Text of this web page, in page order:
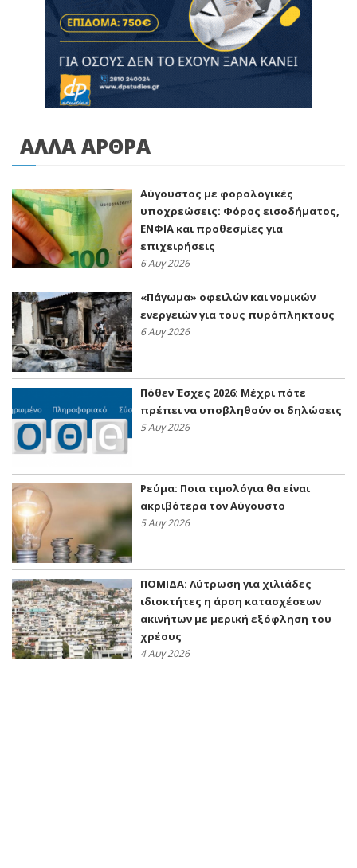
ΑΛΛΑ ΑΡΘΡΑ
Αύγουστος με φορολογικές
υποχρεώσεις: Φόρος εισοδήματος,
ΕΝΦΙΑ και προθεσμίες για
επιχειρήσεις
6 Αυγ 2026
«Πάγωμα» οφειλών και νομικών
ενεργειών για τους πυρόπληκτους
6 Αυγ 2026
Πόθεν Έσχες 2026: Μέχρι πότε
πρέπει να υποβληθούν οι δηλώσεις
5 Αυγ 2026
Ρεύμα: Ποια τιμολόγια θα είναι
ακριβότερα τον Αύγουστο
5 Αυγ 2026
ΠΟΜΙΔΑ: Λύτρωση για χιλιάδες
ιδιοκτήτες η άρση κατασχέσεων
ακινήτων με μερική εξόφληση του
χρέους
4 Αυγ 2026